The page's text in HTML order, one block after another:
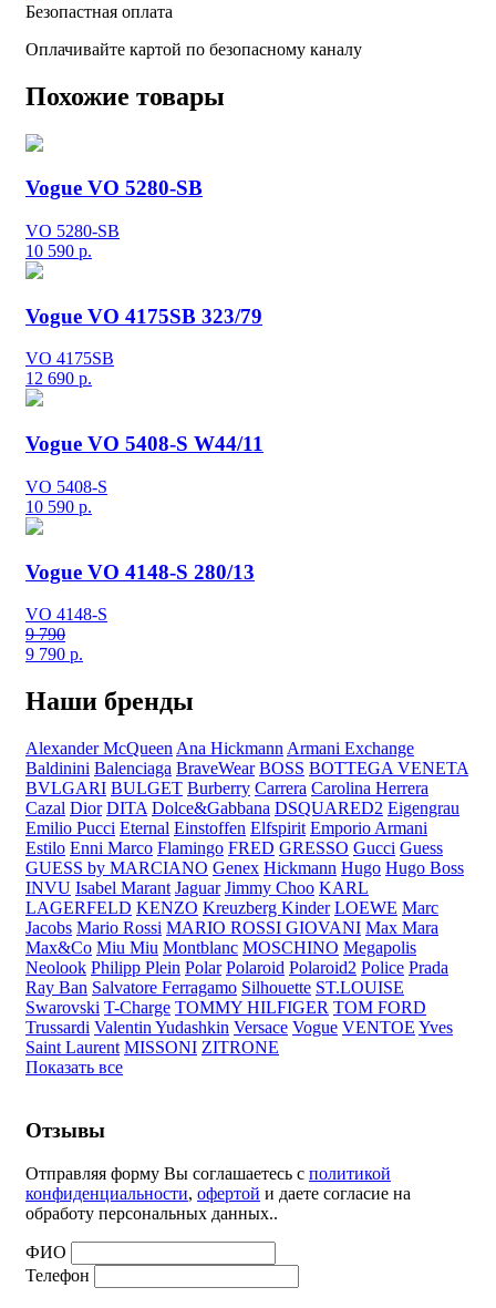
Безопастная оплата
Оплачивайте картой по безопасному каналу
Похожие товары
Vogue VO 5280-SB
VO 5280-SB
10 590 р.
Vogue VO 4175SB 323/79
VO 4175SB
12 690 р.
Vogue VO 5408-S W44/11
VO 5408-S
10 590 р.
Vogue VO 4148-S 280/13
VO 4148-S
9 790
9 790 р.
Наши бренды
Alexander McQueen Ana Hickmann Armani Exchange
Baldinini Balenciaga BraveWear BOSS BOTTEGA VENETA
BVLGARI BULGET Burberry Carrera Carolina Herrera
Cazal Dior DITA Dolce&Gabbana DSQUARED2 Eigengrau
Emilio Pucci Eternal Einstoffen Elfspirit Emporio Armani
Estilo Enni Marco Flamingo FRED GRESSO Gucci Guess
GUESS by MARCIANO Genex Hickmann Hugo Hugo Boss
INVU Isabel Marant Jaguar Jimmy Choo KARL
LAGERFELD KENZO Kreuzberg Kinder LOEWE Marc
Jacobs Mario Rossi MARIO ROSSI GIOVANI Max Mara
Max&Co Miu Miu Montblanc MOSCHINO Megapolis
Neolook Philipp Plein Polar Polaroid Polaroid2 Police Prada
Ray Ban Salvatore Ferragamo Silhouette ST.LOUISE
Swarovski T-Charge TOMMY HILFIGER TOM FORD
Trussardi Valentin Yudashkin Versace Vogue VENTOE Yves
Saint Laurent MISSONI ZITRONE
Показать все
Отзывы
Отправляя форму Вы соглашаетесь с политикой
конфиденциальности, офертой и даете согласие на
обработу персональных данных..
ФИО
Телефон